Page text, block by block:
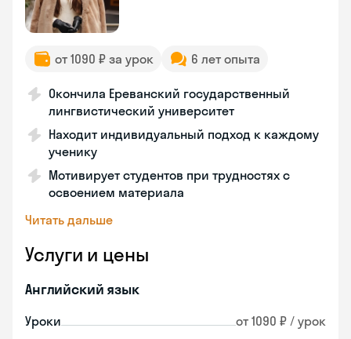
от 1090 ₽ за урок 6 лет опыта
Окончила Ереванский государственный
лингвистический университет
Находит индивидуальный подход к каждому
ученику
Мотивирует студентов при трудностях с
освоением материала
Читать дальше
Услуги и цены
Английский язык
Уроки от 1090 ₽ / урок